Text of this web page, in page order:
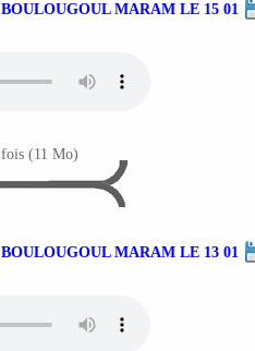
MARAM LE 15 01
fois (11 Mo)
MARAM LE 13 01